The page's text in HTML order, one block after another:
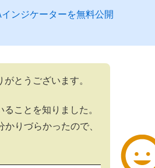
ンジケーターを無料公開
とうございます。
ことを知りました。
りづらかったので、